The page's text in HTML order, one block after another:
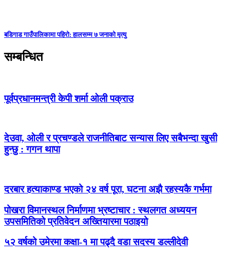
बडिगाड गाउँपालिकामा पहिरो: हालसम्म ७ जनाको मृत्यु
सम्बन्धित
पूर्वप्रधानमन्त्री केपी शर्मा ओली पक्राउ
देउवा, ओली र प्रचण्डले राजनीतिबाट सन्यास लिए सबैभन्दा खुसी
हुन्छु : गगन थापा
दरबार हत्याकाण्ड भएको २४ वर्ष पूरा, घटना अझै रहस्यकै गर्भमा
पोखरा विमानस्थल निर्माणमा भ्रष्टाचार : स्थलगत अध्ययन
उपसमितिको प्रतिवेदन अख्तियारमा पठाइयो
५२ वर्षको उमेरमा कक्षा-१ मा पढ्दै वडा सदस्य डल्लीदेवी